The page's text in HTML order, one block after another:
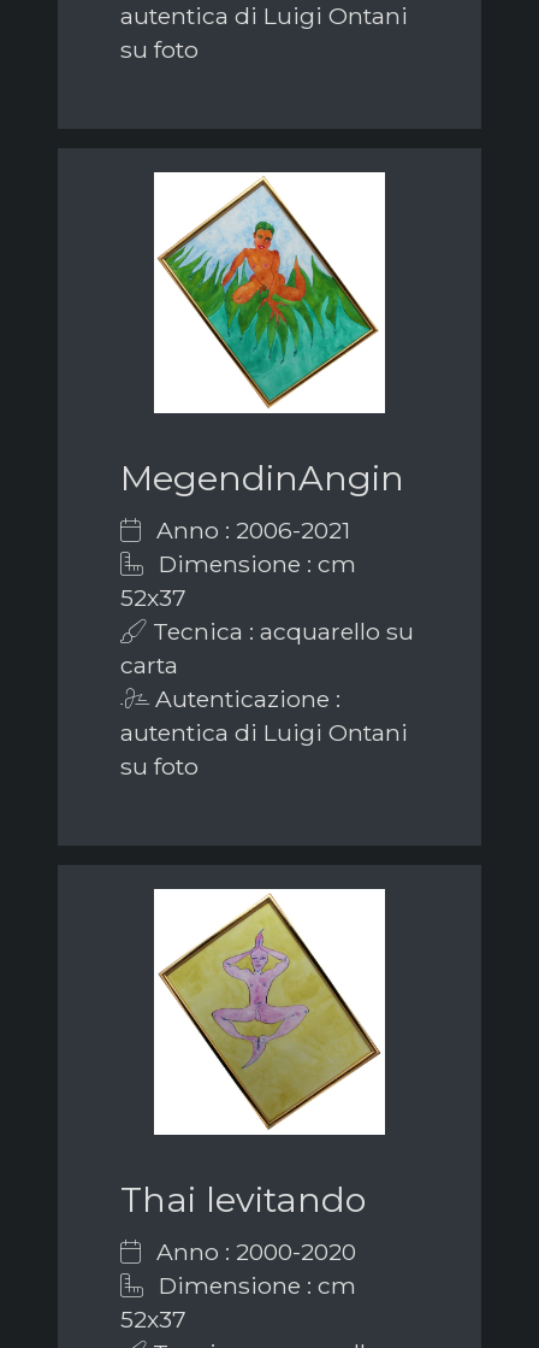
autentica di Luigi Ontani
su foto
MegendinAngin
Anno : 2006-2021
Dimensione : cm
52x37
Tecnica : acquarello su
carta
Autenticazione :
autentica di Luigi Ontani
su foto
Thai levitando
Anno : 2000-2020
Dimensione : cm
52x37